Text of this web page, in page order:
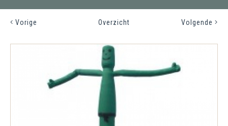
Vorige Overzicht Volgende